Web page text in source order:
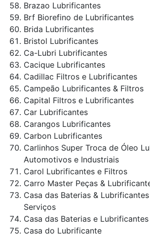
Brazao Lubrificantes
Brf Biorefino de Lubrificantes
Brida Lubrificantes
Bristol Lubrificantes
Ca-Lubri Lubrificantes
Cacique Lubrificantes
Cadillac Filtros e Lubrificantes
Campeão Lubrificantes & Filtros
Capital Filtros e Lubrificantes
Car Lubrificantes
Carangos Lubrificantes
Carbon Lubrificantes
Carlinhos Super Troca de Óleo
Automotivos e Industriais
Carol Lubrificantes e Filtros
Carro Master Peças &
Casa das Baterias &
Serviços
Casa das Baterias e Lubrificantes
Casa do Lubrificante